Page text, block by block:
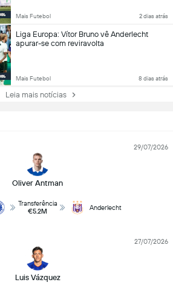
Mais Futebol 2 dias atrás
Liga Europa: Vítor Bruno vê Anderlecht
apurar-se com reviravolta
Mais Futebol 8 dias atrás
Leia mais notícias
Oliver Antman
29/07/2026
Transferência
€5.2M
Anderlecht
Luis Vázquez
27/07/2026